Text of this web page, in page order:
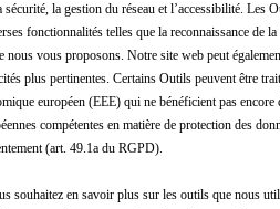
le plus proche ou
sécurité, la gestion du réseau et l’accessibilité. Les
fonctionnalités telles que la reconnaissance de
nous vous proposons. Notre site web peut
plus pertinentes. Certains Outils peuvent être
européen (EEE) qui ne bénéficient pas
compétentes en matière de protection des
(art. 49.1a du RGPD).
souhaitez en savoir plus sur les outils que nous